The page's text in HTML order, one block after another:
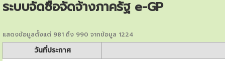
ระบบจัดซื้อจัดจ้างภาครัฐ e-GP
แสดงข้อมูลตั้งแต่ 981 ถึง 990 จากข้อมูล 1224
วันที่ประกาศ